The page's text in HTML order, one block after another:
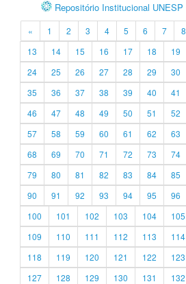
Repositório Institucional UNESP
« 1 2 3 4 5 6 7 8
13
14 15 16 17 18 19
24
25 26 27 28 29 30
35
36 37 38 39 40 41
46
47 48 49 50 51 52
57
58 59 60 61 62 63
68
69 70 71 72 73 74
79
80 81 82 83 84 85
90
91 92 93 94 95 96
100
101 102 103 104 105
109
110 111 112 113 114
118
119 120 121 122 123
127
128 129 130 131 132